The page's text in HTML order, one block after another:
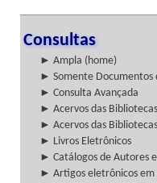
Consultas
► Ampla (home)
► Somente Documentos
► Consulta Avançada
► Acervos das Bibliotecas
► Acervos das
► Livros Eletrônicos
► Catálogos de Autores
► Artigos eletrônicos em